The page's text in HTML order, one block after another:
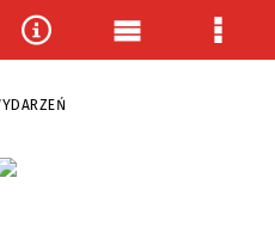
NarzędziaMenu
Menu